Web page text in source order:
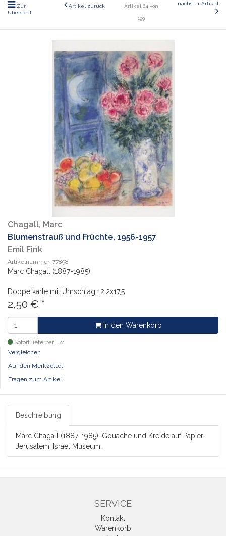
Zur
Übersicht
Artikel zurück Artikel 64 von
199
nächster Artikel
Chagall, Marc
Blumenstrauß und Früchte, 1956-1957
Emil Fink
Artikelnummer: 77898
Marc Chagall (1887-1985)
Doppelkarte mit Umschlag 12,2x17,5
2,50 € *
In den Warenkorb
Sofort lieferbar.
Vergleichen
Auf den Merkzettel
Fragen zum Artikel
Beschreibung
Marc Chagall (1887-1985). Gouache und Kreide auf Papier.
Jerusalem, Israel Museum.
SERVICE
Kontakt
Warenkorb